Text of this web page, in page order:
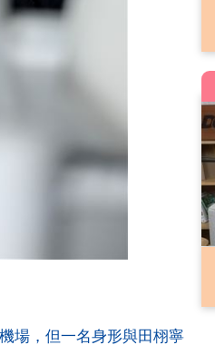
場，但一名身形與田栩寧